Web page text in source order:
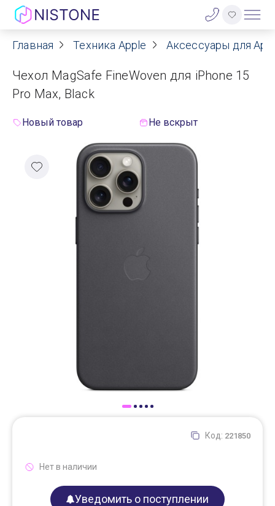
Акции
О нас
Договор оферты
Реквизиты
Контакты
Гарантия
Trade-In
Главная Техника Apple Аксессуары для
Чехол MagSafe FineWoven для iPhone 15
Pro Max, Black
Новый товар Не вскрыт
Код: 221850
Нет в наличии
Уведомить о поступлении